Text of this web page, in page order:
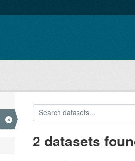
2 datasets